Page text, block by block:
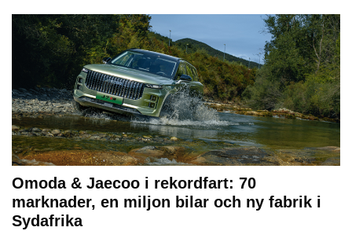
Omoda & Jaecoo i rekordfart: 70
marknader, en miljon bilar och ny fabrik i
Sydafrika